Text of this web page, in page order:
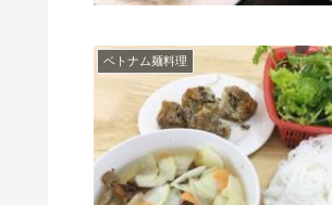
ベトナム麺料理